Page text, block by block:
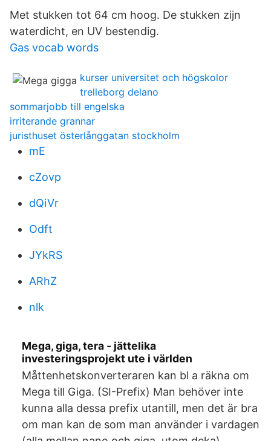
Met stukken tot 64 cm hoog. De stukken zijn
waterdicht, en UV bestendig.
Gas vocab words
kurser universitet och högskolor
trelleborg delano
sommarjobb till engelska
irriterande grannar
juristhuset österlånggatan stockholm
mE
cZovp
dQiVr
Odft
JYkRS
ARhZ
nlk
Mega, giga, tera - jättelika
investeringsprojekt ute i världen
Måttenhetskonverteraren kan bl a räkna om
Mega till Giga. (SI-Prefix) Man behöver inte
kunna alla dessa prefix utantill, men det är bra
om man kan de som man använder i vardagen